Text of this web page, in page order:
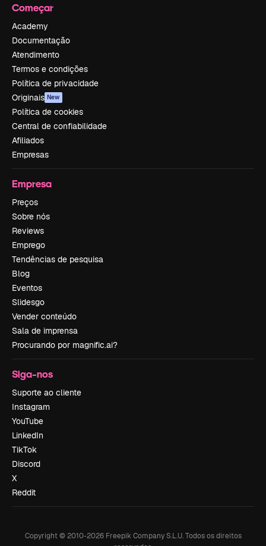
Começar
Academy
Documentação
Atendimento
Termos e condições
Política de privacidade
Originais New
Política de cookies
Central de confiabilidade
Afiliados
Empresas
Empresa
Preços
Sobre nós
Reviews
Emprego
Tendências de pesquisa
Blog
Eventos
Slidesgo
Vender conteúdo
Sala de imprensa
Procurando por magnific.ai?
Siga-nos
Suporte ao cliente
Instagram
YouTube
LinkedIn
TikTok
Discord
X
Reddit
Copyright © 2010-2026Freepik Company S.L.U. Todos os direitos